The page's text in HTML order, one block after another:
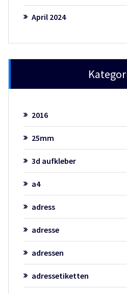
April 2024
2016
25mm
3d aufkleber
a4
adress
adresse
adressen
adressetiketten